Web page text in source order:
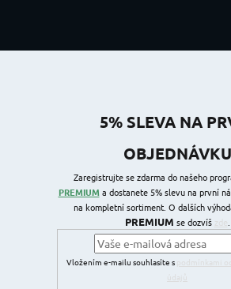
5% SLEVA NA
OBJEDNÁVKU
Zaregistrujte se zdarma do našeho
PREMIUM a dostanete 5% slevu na první
na kompletní sortiment. O dalších
PREMIUM se dozvíš
Vložením e-mailu souhlasíte s
podmínkami